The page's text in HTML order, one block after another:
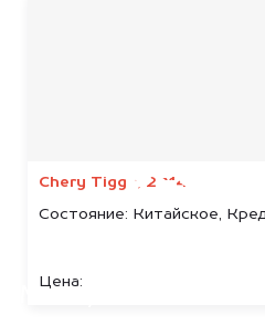
Chery Tiggo, 2014
Состояние: Китайское,
Цена:
Узнайте
Мы купим ваше